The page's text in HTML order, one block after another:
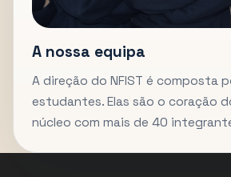
A nossa equipa
A direção do NFIST é composta
estudantes. Elas são o coração
núcleo com mais de 40